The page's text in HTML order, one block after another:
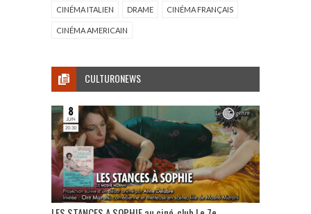
CINÉMA ITALIEN DRAME CINÉMA FRANÇAIS
CINÉMA AMERICAIN
CULTURONEWS